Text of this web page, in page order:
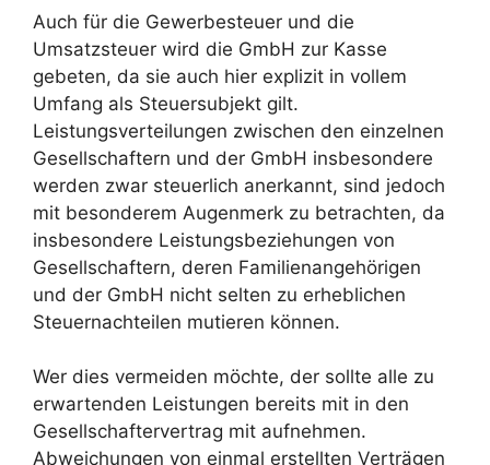
Auch für die Gewerbesteuer und die
Umsatzsteuer wird die GmbH zur Kasse
gebeten, da sie auch hier explizit in vollem
Umfang als Steuersubjekt gilt.
Leistungsverteilungen zwischen den einzelnen
Gesellschaftern und der GmbH insbesondere
werden zwar steuerlich anerkannt, sind jedoch
mit besonderem Augenmerk zu betrachten, da
insbesondere Leistungsbeziehungen von
Gesellschaftern, deren Familienangehörigen
und der GmbH nicht selten zu erheblichen
Steuernachteilen mutieren können.
Wer dies vermeiden möchte, der sollte alle zu
erwartenden Leistungen bereits mit in den
Gesellschaftervertrag mit aufnehmen.
Abweichungen von einmal erstellten Verträgen